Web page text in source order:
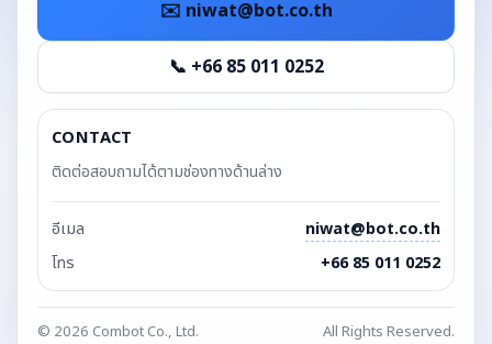
✉️ niwat@bot.co.th
📞 +66 85 011 0252
CONTACT
ติดต่อสอบถามได้ตามช่องทางด้านล่าง
อีเมล
niwat@bot.co.th
โทร
+66 85 011 0252
© 2026 Combot Co., Ltd. All Rights Reserved.